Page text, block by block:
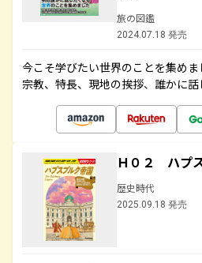
旅の図鑑
2024.07.18 発売
今こそ学びたい世界のことを集めま
宗教、特長、現地の挨拶、誰かに話
Ｈ０２ ハプ
歴史時代
2025.09.18 発売